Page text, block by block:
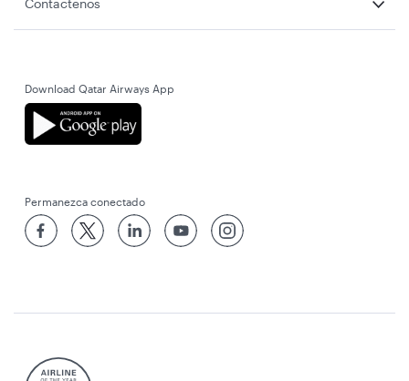
Contáctenos
Download Qatar Airways App
Permanezca conectado